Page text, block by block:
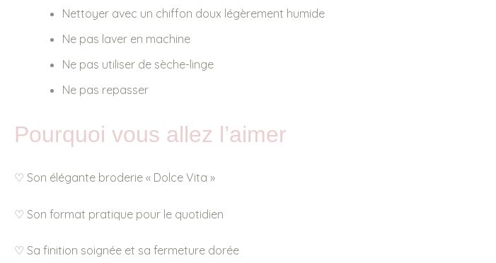
Nettoyer avec un chiffon doux légèrement humide
Ne pas laver en machine
Ne pas utiliser de sèche-linge
Ne pas repasser
Pourquoi vous allez l’aimer
♡ Son élégante broderie « Dolce Vita »
♡ Son format pratique pour le quotidien
♡ Sa finition soignée et sa fermeture dorée